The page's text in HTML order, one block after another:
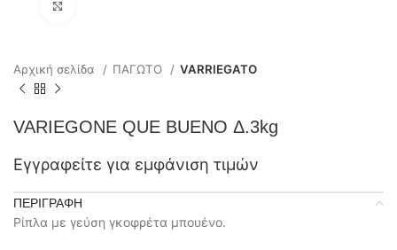
Αρχική σελίδα ΠΑΓΩΤΟ VARRIEGATO
VARIEGONE QUE BUENO Δ.3kg
Εγγραφείτε για εμφάνιση τιμών
ΠΕΡΙΓΡΑΦΉ
Ρίπλα με γεύση γκοφρέτα μπουένο.